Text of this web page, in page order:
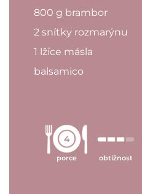
800 g brambor
2 snítky rozmarýnu
1 lžíce másla
balsamico
4
porce obtížnost